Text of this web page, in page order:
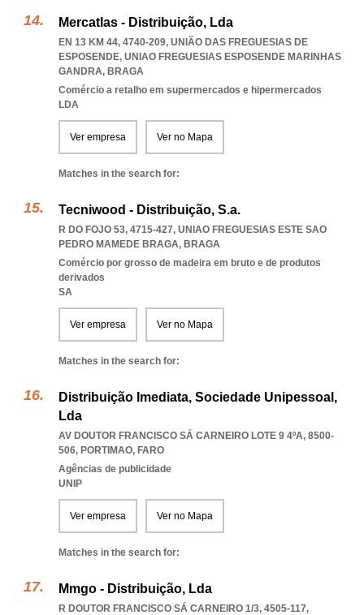
Mercatlas - Distribuição, Lda
EN 13 KM 44, 4740-209, UNIÃO DAS FREGUESIAS DE
ESPOSENDE, UNIAO FREGUESIAS ESPOSENDE MARINHAS
GANDRA, BRAGA
Comércio a retalho em supermercados e hipermercados
LDA
Ver empresa Ver no Mapa
Matches in the search for:
Tecniwood - Distribuição, S.a.
R DO FOJO 53, 4715-427, UNIAO FREGUESIAS ESTE SAO
PEDRO MAMEDE BRAGA, BRAGA
Comércio por grosso de madeira em bruto e de produtos
derivados
SA
Ver empresa Ver no Mapa
Matches in the search for:
Distribuição Imediata, Sociedade Unipessoal,
Lda
AV DOUTOR FRANCISCO SÁ CARNEIRO LOTE 9 4ºA, 8500-
506, PORTIMAO, FARO
Agências de publicidade
UNIP
Ver empresa Ver no Mapa
Matches in the search for:
Mmgo - Distribuição, Lda
R DOUTOR FRANCISCO SÁ CARNEIRO 1/3, 4505-117,